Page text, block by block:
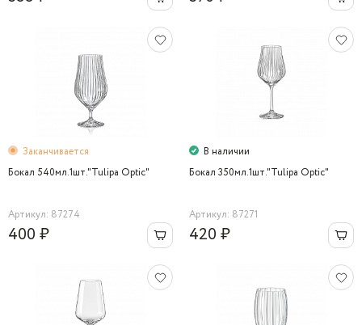
Заканчивается
Бокал 540мл.1шт."Tulipa Optic"
Артикул: 87274
400 ₽
В наличии
Бокал 350мл.1шт."Tulipa Optic"
Артикул: 87271
420 ₽